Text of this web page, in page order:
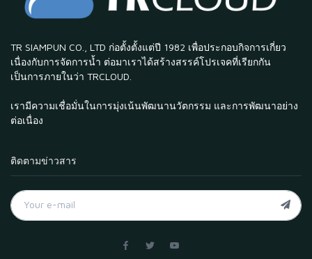
TR SIAMPUN CO., LTD ก่อตั้งตั้งแต่ปี 1982 เพื่อประกอบกิจการเกี่ยว
เนื่องกับการจัดการน้ำ ต่อมาเราได้สร้างสรรค์โปรเจคที่เรียกกัน
เป็นการภายในว่า TRCLOUD.
เรามีความเชื่อมั่นในการมุ่งเน้นพัฒนานวัตกรรม และการพัฒนาอย่าง
ต่อเนื่อง
ติดตามข่าวสาร